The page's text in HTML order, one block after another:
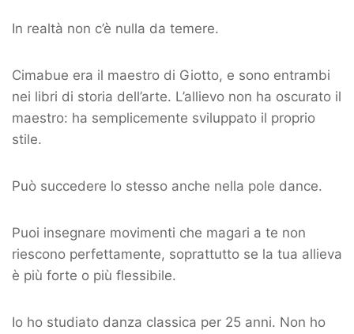
In realtà non c’è nulla da temere.
Cimabue era il maestro di Giotto, e sono entrambi
nei libri di storia dell’arte. L’allievo non ha oscurato il
maestro: ha semplicemente sviluppato il proprio
stile.
Può succedere lo stesso anche nella pole dance.
Puoi insegnare movimenti che magari a te non
riescono perfettamente, soprattutto se la tua allieva
è più forte o più flessibile.
Io ho studiato danza classica per 25 anni. Non ho